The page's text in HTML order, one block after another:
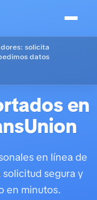
solicita
datos
en
en línea de
segura y
en minutos.